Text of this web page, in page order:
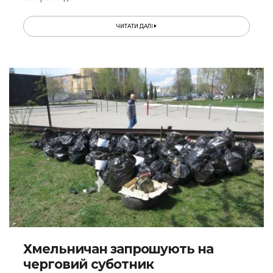
ЧИТАТИ ДАЛІ
Хмельничан запрошують на
черговий суботник